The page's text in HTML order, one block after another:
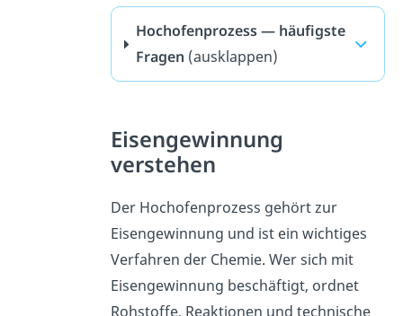
Hochofenprozess — häufigste
Fragen (ausklappen)
Eisengewinnung
verstehen
Der Hochofenprozess gehört zur
Eisengewinnung und ist ein wichtiges
Verfahren der Chemie. Wer sich mit
Eisengewinnung beschäftigt, ordnet
Rohstoffe, Reaktionen und technische